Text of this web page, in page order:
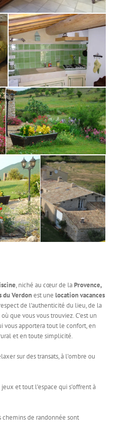
, niché au cœur de laProvence,
du Verdonest une location vacances
de l’authenticité du lieu, de la
que vous vous trouviez. C’est un
vous apportera tout le confort, en
et en toute simplicité.
sur des transats, à l’ombre ou
et tout l’espace qui s’offrent à
chemins de randonnée sont